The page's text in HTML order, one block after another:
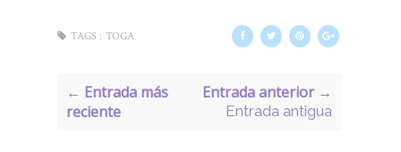
TAGS : TOGA
← Entrada más
reciente
Entrada anterior →
Entrada antigua